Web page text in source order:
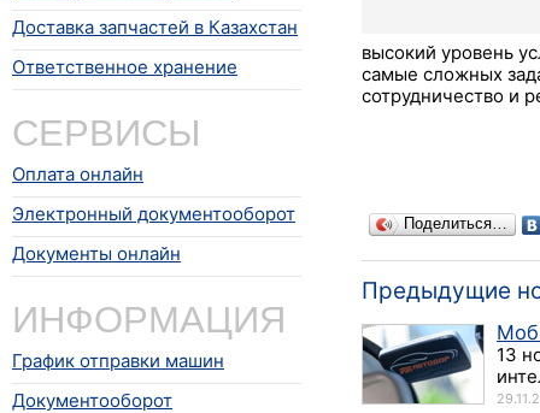
Доставка запчастей в Казахстан
Ответственное хранение
СЕРВИСЫ
Оплата онлайн
Электронный документооборот
Документы онлайн
ИНФОРМАЦИЯ
График отправки машин
Документооборот
высокий уровень
самые сложных
сотрудничество и
Поделиться…
Предыдущие
13